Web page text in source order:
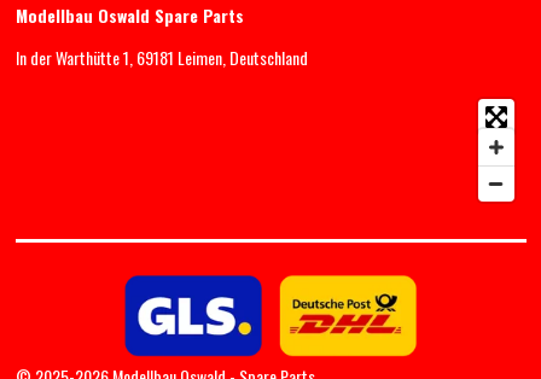
Modellbau Oswald Spare Parts
In der Warthütte 1, 69181 Leimen, Deutschland